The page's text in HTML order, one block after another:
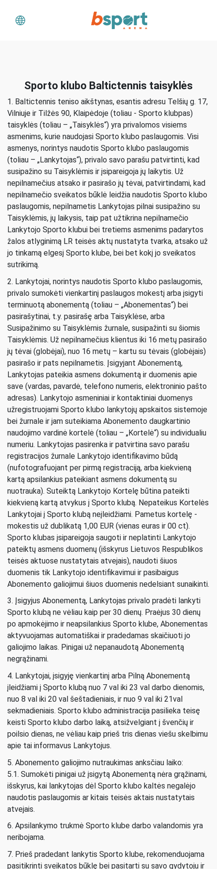
Sporto klubo Baltictennis taisyklės
1. Baltictennis teniso aikštynas, esantis adresu Telšių g. 17,
Vilniuje ir Tilžės 90, Klaipėdoje (toliau - Sporto klubpas)
taisyklės (toliau – „Taisyklės“) yra privalomos visiems
asmenims, kurie naudojasi Sporto klubo paslaugomis. Visi
asmenys, norintys naudotis Sporto klubo paslaugomis
(toliau – „Lankytojas“), privalo savo parašu patvirtinti, kad
susipažino su Taisyklėmis ir įsipareigoja jų laikytis. Už
nepilnamečius atsako ir pasirašo jų tėvai, patvirtindami, kad
nepilnamečio sveikatos būklė leidžia naudotis Sporto klubo
paslaugomis, nepilnametis Lankytojas pilnai susipažino su
Taisyklėmis, jų laikysis, taip pat užtikrina nepilnamečio
Lankytojo Sporto klubui bei tretiems asmenims padarytos
žalos atlyginimą LR teisės aktų nustatyta tvarka, atsako už
jo tinkamą elgesį Sporto klube, bei bet kokį jo sveikatos
sutrikimą.
2. Lankytojai, norintys naudotis Sporto klubo paslaugomis,
privalo sumokėti vienkartinį paslaugos mokestį arba įsigyti
terminuotą abonementą (toliau – „Abonementas“) bei
pasirašytinai, t.y. pasirašę arba Taisyklėse, arba
Susipažinimo su Taisyklėmis žurnale, susipažinti su šiomis
Taisyklėmis. Už nepilnamečius klientus iki 16 metų pasirašo
jų tėvai (globėjai), nuo 16 metų – kartu su tėvais (globėjais)
pasirašo ir pats nepilnametis. Įsigyjant Abonementą,
Lankytojas pateikia asmens dokumentą ir duomenis apie
save (vardas, pavardė, telefono numeris, elektroninio pašto
adresas). Lankytojo asmeniniai ir kontaktiniai duomenys
užregistruojami Sporto klubo lankytojų apskaitos sistemoje
bei žurnale ir jam suteikiama Abonemento daugkartinio
naudojimo vardinė kortelė (toliau – „Kortelė“) su individualiu
numeriu. Lankytojas pasirenka ir patvirtina savo parašu
registracijos žurnale Lankytojo identifikavimo būdą
(nufotografuojant per pirmą registraciją, arba kiekvieną
kartą apsilankius pateikiant asmens dokumentą su
nuotrauka). Suteiktą Lankytojo Kortelę būtina pateikti
kiekvieną kartą atvykus į Sporto klubą. Nepateikus Kortelės
Lankytojai į Sporto klubą neįleidžiami. Pametus kortelę -
mokestis už dublikatą 1,00 EUR (vienas euras ir 00 ct).
Sporto klubas įsipareigoja saugoti ir neplatinti Lankytojo
pateiktų asmens duomenų (išskyrus Lietuvos Respublikos
teisės aktuose nustatytais atvejais), naudoti šiuos
duomenis tik Lankytojo identifikavimui ir pasibaigus
Abonemento galiojimui šiuos duomenis nedelsiant sunaikinti.
3. Įsigyjus Abonementą, Lankytojas privalo pradėti lankyti
Sporto klubą ne vėliau kaip per 30 dienų. Praėjus 30 dienų
po apmokėjimo ir neapsilankius Sporto klube, Abonementas
aktyvuojamas automatiškai ir pradedamas skaičiuoti jo
galiojimo laikas. Pinigai už nepanaudotą Abonementą
negrąžinami.
4. Lankytojai, įsigyję vienkartinį arba Pilną Abonementą
įleidžiami į Sporto klubą nuo 7 val iki 23 val darbo dienomis,
nuo 8 val iki 20 val šeštadieniais, ir nuo 9 val iki 21val
sekmadieniais. Sporto klubo administracija pasilieka teisę
keisti Sporto klubo darbo laiką, atsižvelgiant į švenčių ir
poilsio dienas, ne vėliau kaip prieš tris dienas viešu skelbimu
apie tai informavus Lankytojus.
5. Abonemento galiojimo nutraukimas anksčiau laiko:
5.1. Sumokėti pinigai už įsigytą Abonementą nėra grąžinami,
išskyrus, kai lankytojas dėl Sporto klubo kaltės negalėjo
naudotis paslaugomis ar kitais teisės aktais nustatytais
atvejais.
6. Apsilankymo trukmė Sporto klube darbo valandomis yra
neribojama.
7. Prieš pradedant lankytis Sporto klube, rekomenduojama
pasitikrinti sveikatos būklę bei pasitarti su savo gydytoju ir